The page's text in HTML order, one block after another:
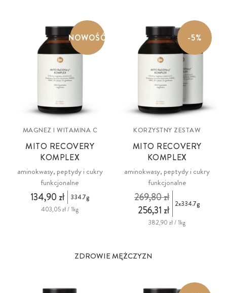
NOWOŚĆ
MAGNEZ I WITAMINA C
MITO RECOVERY
KOMPLEX
aminokwasy, peptydy i cukry
funkcjonalne
134,90 zł
334.7g
403,05 zł / 1kg
-5%
KORZYSTNY ZESTAW
MITO RECOVERY
KOMPLEX
aminokwasy, peptydy i cukry
funkcjonalne
256,31 zł
269,80 zł 2x334.7g
382,90 zł / 1kg
ZDROWIE MĘŻCZYZN